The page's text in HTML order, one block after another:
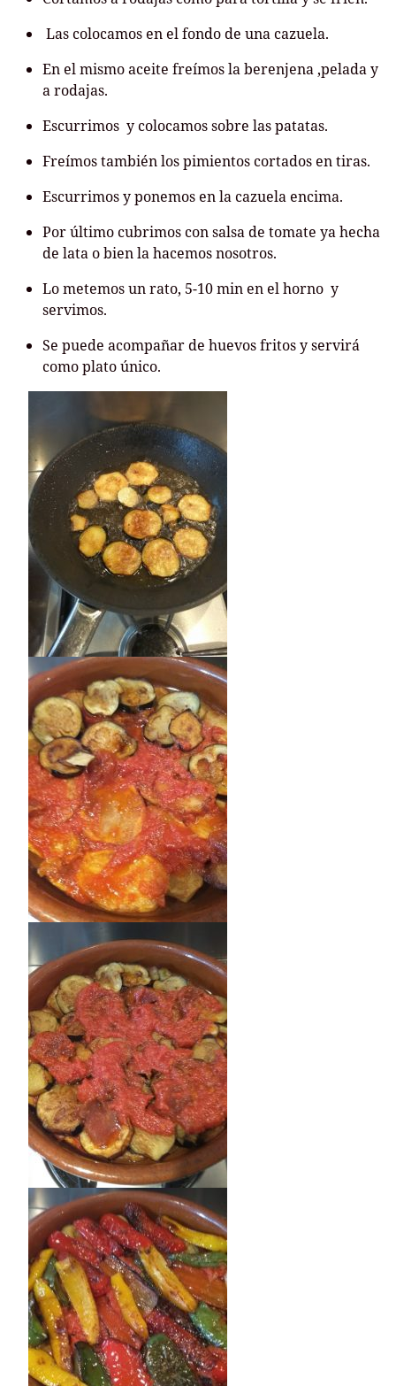
Las colocamos en el fondo de una cazuela.
En el mismo aceite freímos la berenjena ,pelada y
a rodajas.
Escurrimos y colocamos sobre las patatas.
Freímos también los pimientos cortados en tiras.
Escurrimos y ponemos en la cazuela encima.
Por último cubrimos con salsa de tomate ya hecha
de lata o bien la hacemos nosotros.
Lo metemos un rato, 5-10 min en el horno y
servimos.
Se puede acompañar de huevos fritos y servirá
como plato único.